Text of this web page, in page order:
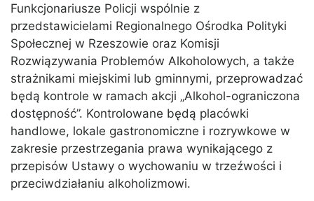
Funkcjonariusze Policji wspólnie z
przedstawicielami Regionalnego Ośrodka Polityki
Społecznej w Rzeszowie oraz Komisji
Rozwiązywania Problemów Alkoholowych, a także
strażnikami miejskimi lub gminnymi, przeprowadzać
będą kontrole w ramach akcji „Alkohol-ograniczona
dostępność”. Kontrolowane będą placówki
handlowe, lokale gastronomiczne i rozrywkowe w
zakresie przestrzegania prawa wynikającego z
przepisów Ustawy o wychowaniu w trzeźwości i
przeciwdziałaniu alkoholizmowi.